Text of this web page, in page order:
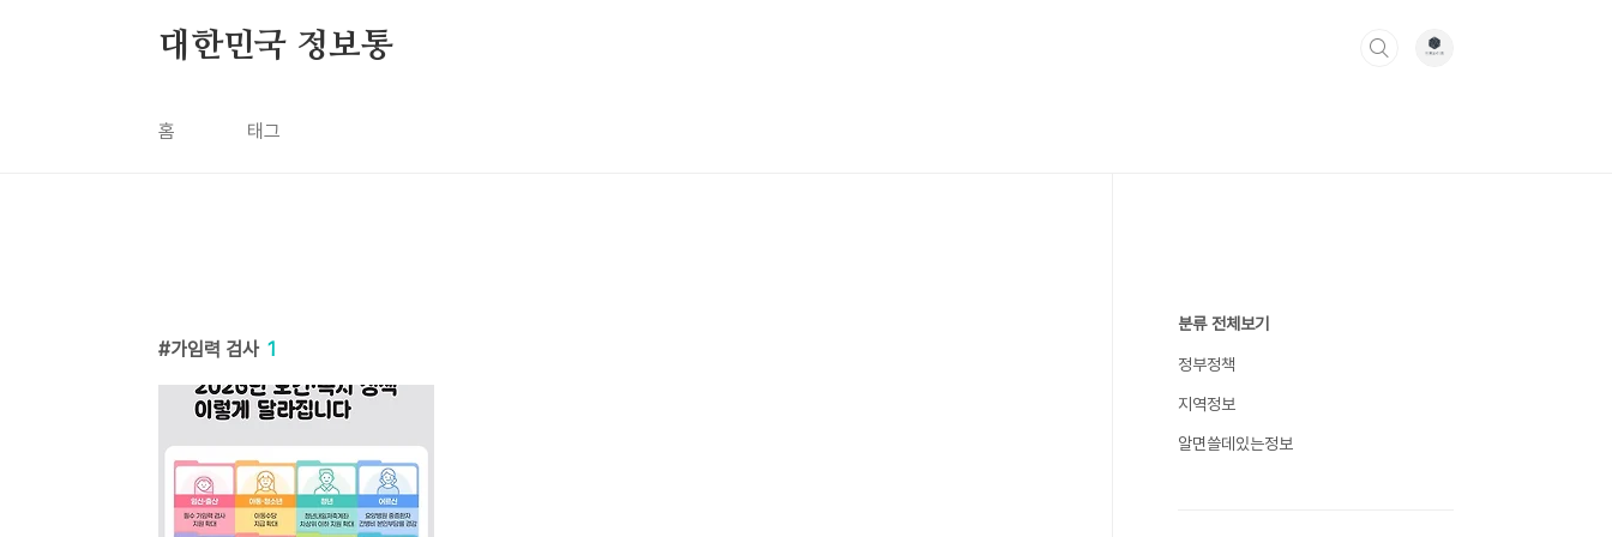
대한민국 정보통
홈 태그
가임력 검사 1
분류 전체보기
정부정책
지역정보
알면쓸데있는정보